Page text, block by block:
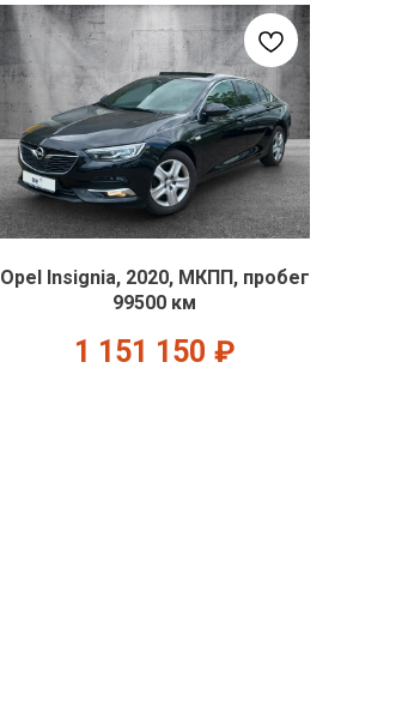
Opel Insignia, 2020, МКПП, пробег
99500 км
1 151 150 ₽